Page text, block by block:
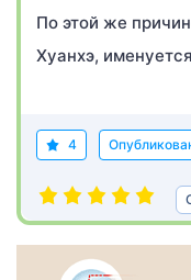
По этой же
Хуанхэ,
4